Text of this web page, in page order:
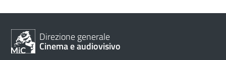
Direzione generale
Cinema e audiovisivo